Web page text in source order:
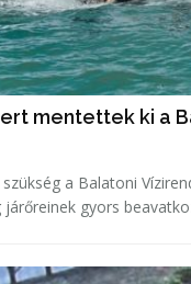
mentettek ki a
a Balatoni
járőreinek gyors